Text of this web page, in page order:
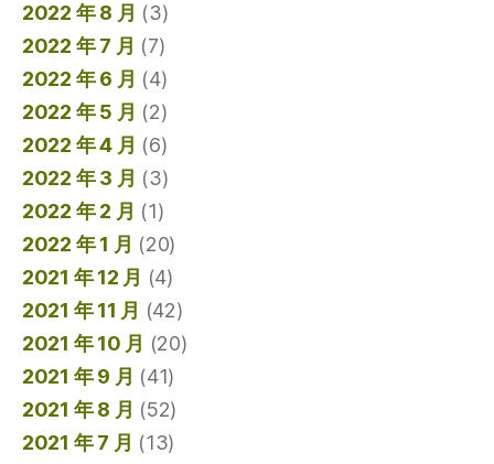
2022 年 8 月 (3)
2022 年 7 月 (7)
2022 年 6 月 (4)
2022 年 5 月 (2)
2022 年 4 月 (6)
2022 年 3 月 (3)
2022 年 2 月 (1)
2022 年 1 月 (20)
2021 年 12 月 (4)
2021 年 11 月 (42)
2021 年 10 月 (20)
2021 年 9 月 (41)
2021 年 8 月 (52)
2021 年 7 月 (13)